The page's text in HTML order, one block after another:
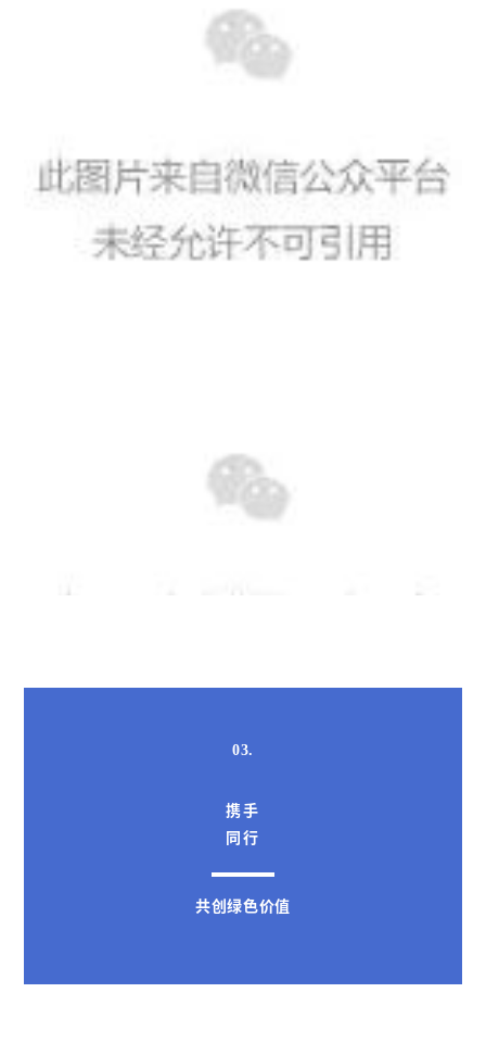
03.
携手
同行
共创绿色价值